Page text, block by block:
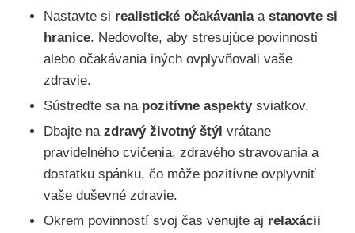
Nastavte si realistické očakávaniaa stanovte si
hranice. Nedovoľte, aby stresujúce povinnosti
alebo očakávania iných ovplyvňovali vaše
zdravie.
Sústreďte sa na pozitívne aspektysviatkov.
Dbajte na zdravý životný štýl vrátane
pravidelného cvičenia, zdravého stravovania a
dostatku spánku, čo môže pozitívne ovplyvniť
vaše duševné zdravie.
Okrem povinností svoj čas venujte aj relaxácii